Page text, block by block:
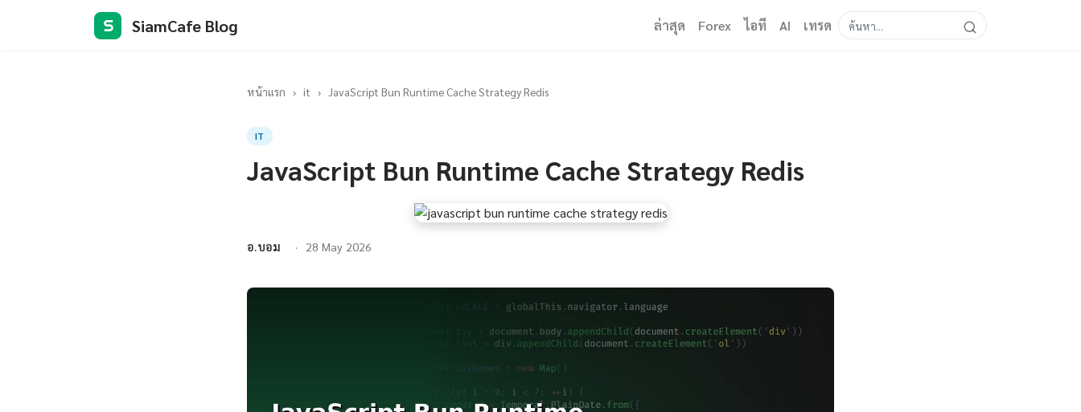
S SiamCafe Blog ล่าสุด Forex ไอที AI เทรด
หน้าแรก › it › JavaScript Bun Runtime Cache Strategy Redis
IT
JavaScript Bun Runtime Cache Strategy Redis
อ.บอม 28 May 2026